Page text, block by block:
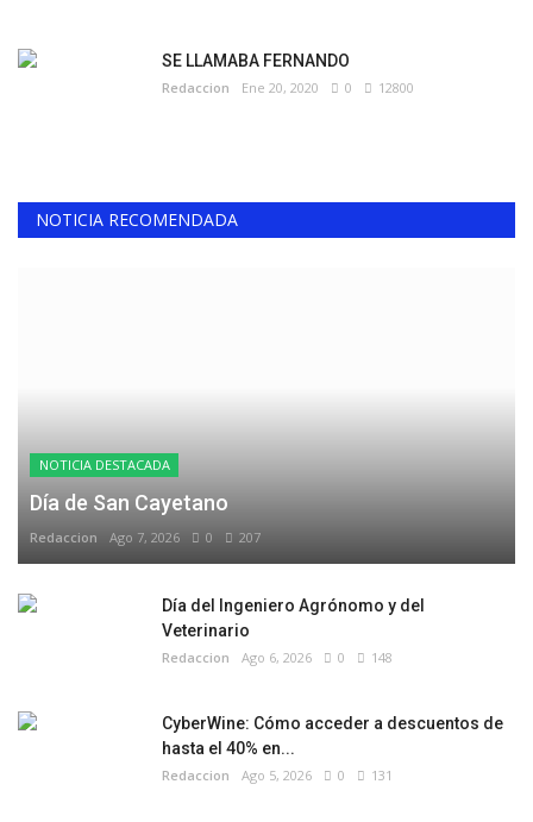
SE LLAMABA FERNANDO
Redaccion Ene 20, 2020 0 12800
NOTICIA RECOMENDADA
NOTICIA DESTACADA
Día de San Cayetano
Redaccion Ago 7, 2026 0 207
Día del Ingeniero Agrónomo y del
Veterinario
Redaccion Ago 6, 2026 0 148
CyberWine: Cómo acceder a descuentos de
hasta el 40% en...
Redaccion Ago 5, 2026 0 131